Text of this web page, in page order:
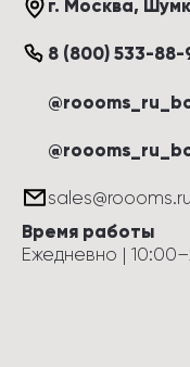
г. Москва,
8 (800) 533-88-
sales@roooms.ru
Время работы
Ежедневно | 10:00–